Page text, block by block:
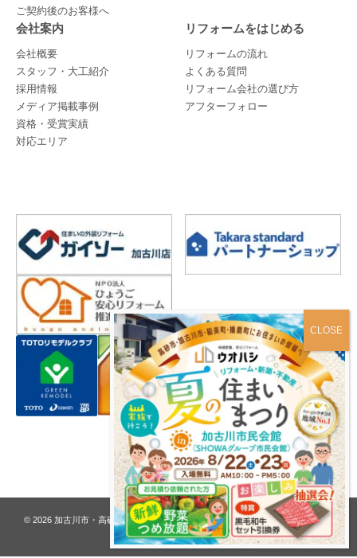
ご契約後のお客様へ
会社案内
会社概要
スタッフ・大工紹介
採用情報
メディア掲載事例
資格・受賞実績
対応エリア
リフォームをはじめる
リフォームの流れ
よくある質問
リフォーム会社の選び方
アフターフォロー
プライバシーポリシー
© 2026 加古川市・高砂市 夢リフォーム ウオハシ – 創業128年の老舗. All rights
reserved.